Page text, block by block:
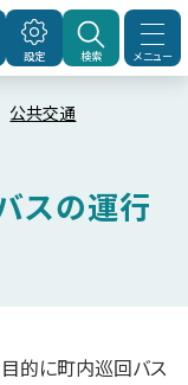
メニュー
設定 検索
公共交通
スの運行
的に町内巡回バス